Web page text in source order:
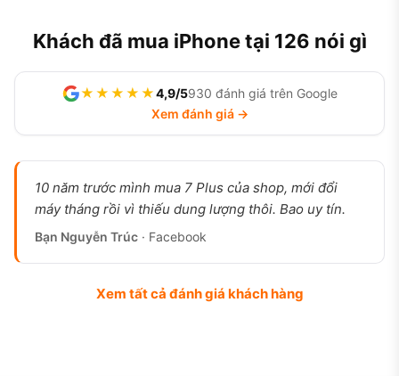
Khách đã mua iPhone tại 126 nói gì
★★★★★4,9/5930 đánh giá trên Google
Xem đánh giá →
10 năm trước mình mua 7 Plus của shop, mới đổi
máy tháng rồi vì thiếu dung lượng thôi. Bao uy tín.
Bạn Nguyễn Trúc · Facebook
Xem tất cả đánh giá khách hàng